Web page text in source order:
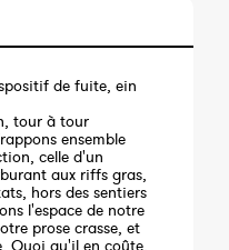
de fuite, ein
tour à tour
ensemble
celle d'un
aux riffs gras,
hors des sentiers
l'espace de notre
prose crasse, et
Quoi qu'il en coûte,